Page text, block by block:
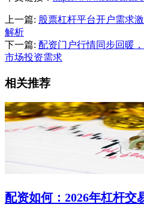
上一篇: 股票杠杆平台开户需求
解析
下一篇: 配资门户行情同步回暖
市场投资需求
相关推荐
配资如何：2026年杠杆交